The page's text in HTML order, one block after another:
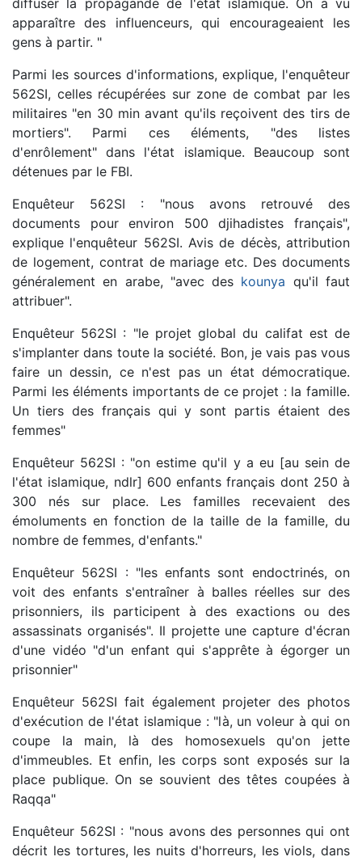
diffuser la propagande de l'état islamique. On a vu
apparaître des influenceurs, qui encourageaient les
gens à partir. "
Parmi les sources d'informations, explique, l'enquêteur
562SI, celles récupérées sur zone de combat par les
militaires "en 30 min avant qu'ils reçoivent des tirs de
mortiers". Parmi ces éléments, "des listes
d'enrôlement" dans l'état islamique. Beaucoup sont
détenues par le FBI.
Enquêteur 562SI : "nous avons retrouvé des
documents pour environ 500 djihadistes français",
explique l'enquêteur 562SI. Avis de décès, attribution
de logement, contrat de mariage etc. Des documents
généralement en arabe, "avec des kounya qu'il faut
attribuer".
Enquêteur 562SI : "le projet global du califat est de
s'implanter dans toute la société. Bon, je vais pas vous
faire un dessin, ce n'est pas un état démocratique.
Parmi les éléments importants de ce projet : la famille.
Un tiers des français qui y sont partis étaient des
femmes"
Enquêteur 562SI : "on estime qu'il y a eu [au sein de
l'état islamique, ndlr] 600 enfants français dont 250 à
300 nés sur place. Les familles recevaient des
émoluments en fonction de la taille de la famille, du
nombre de femmes, d'enfants."
Enquêteur 562SI : "les enfants sont endoctrinés, on
voit des enfants s'entraîner à balles réelles sur des
prisonniers, ils participent à des exactions ou des
assassinats organisés". Il projette une capture d'écran
d'une vidéo "d'un enfant qui s'apprête à égorger un
prisonnier"
Enquêteur 562SI fait également projeter des photos
d'exécution de l'état islamique : "là, un voleur à qui on
coupe la main, là des homosexuels qu'on jette
d'immeubles. Et enfin, les corps sont exposés sur la
place publique. On se souvient des têtes coupées à
Raqqa"
Enquêteur 562SI : "nous avons des personnes qui ont
décrit les tortures, les nuits d'horreurs, les viols, dans